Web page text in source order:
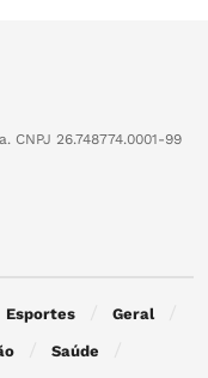
26.748774.0001-99
Esportes Geral
Saúde